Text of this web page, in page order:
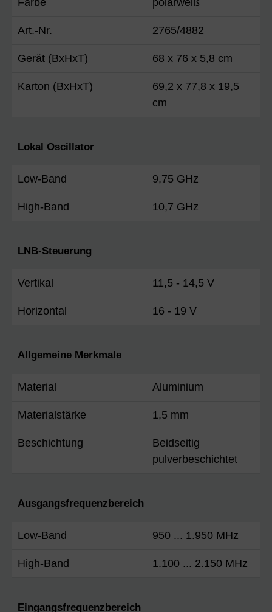
Art.-Nr. 2765/4882
Gerät (BxHxT) 68 x 76 x 5,8 cm
Karton (BxHxT)
69,2 x 77,8 x 19,5
cm
Lokal Oscillator
Low-Band 9,75 GHz
High-Band 10,7 GHz
LNB-Steuerung
Vertikal 11,5 - 14,5 V
Horizontal 16 - 19 V
Allgemeine Merkmale
Material Aluminium
Materialstärke 1,5 mm
Beschichtung
Beidseitig
pulverbeschichtet
Ausgangsfrequenzbereich
Low-Band 950 ... 1.950 MHz
High-Band 1.100 ... 2.150 MHz
Eingangsfrequenzbereich